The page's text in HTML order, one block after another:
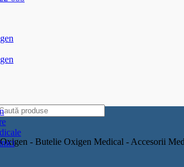
- Butelie Oxigen Medical - Accesorii